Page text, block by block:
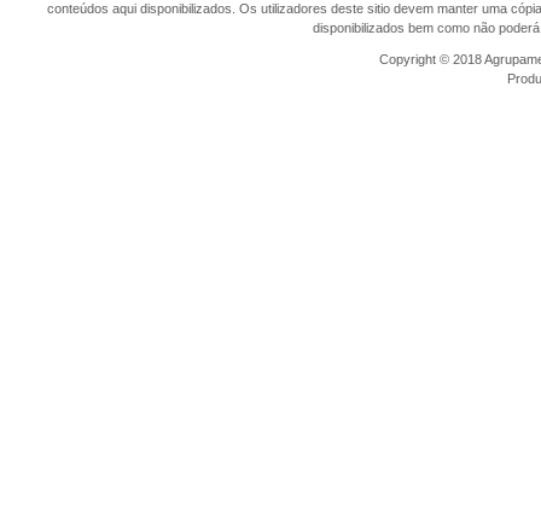
conteúdos aqui disponibilizados. Os utilizadores deste sitio devem manter uma
disponibilizados bem como não
Copyright © 2018